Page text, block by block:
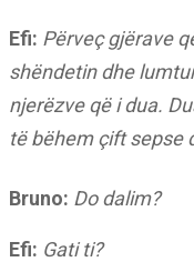
Efi: Përveç gjërave
shëndetin dhe
njerëzve që i dua.
të bëhem çift sepse
Bruno: Do dalim?
Efi: Gati ti?